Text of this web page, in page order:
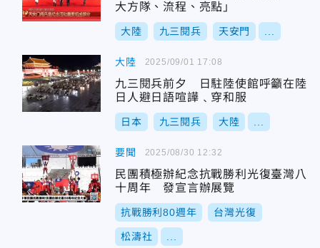
大方隊、流程、亮點」
大陸 九三閱兵 天安門
大陸
九三閱兵前夕 日駐陸使館呼籲在陸
日人避日語喧譁﹑穿和服
日本 九三閱兵 大陸
2025/09/01 17:08
要聞
民團積極辦紀念抗戰勝利光復臺灣八
十周年 發宣言辦展覽
抗戰勝利80週年 台灣光復
松濤社
2025/08/30 12:32